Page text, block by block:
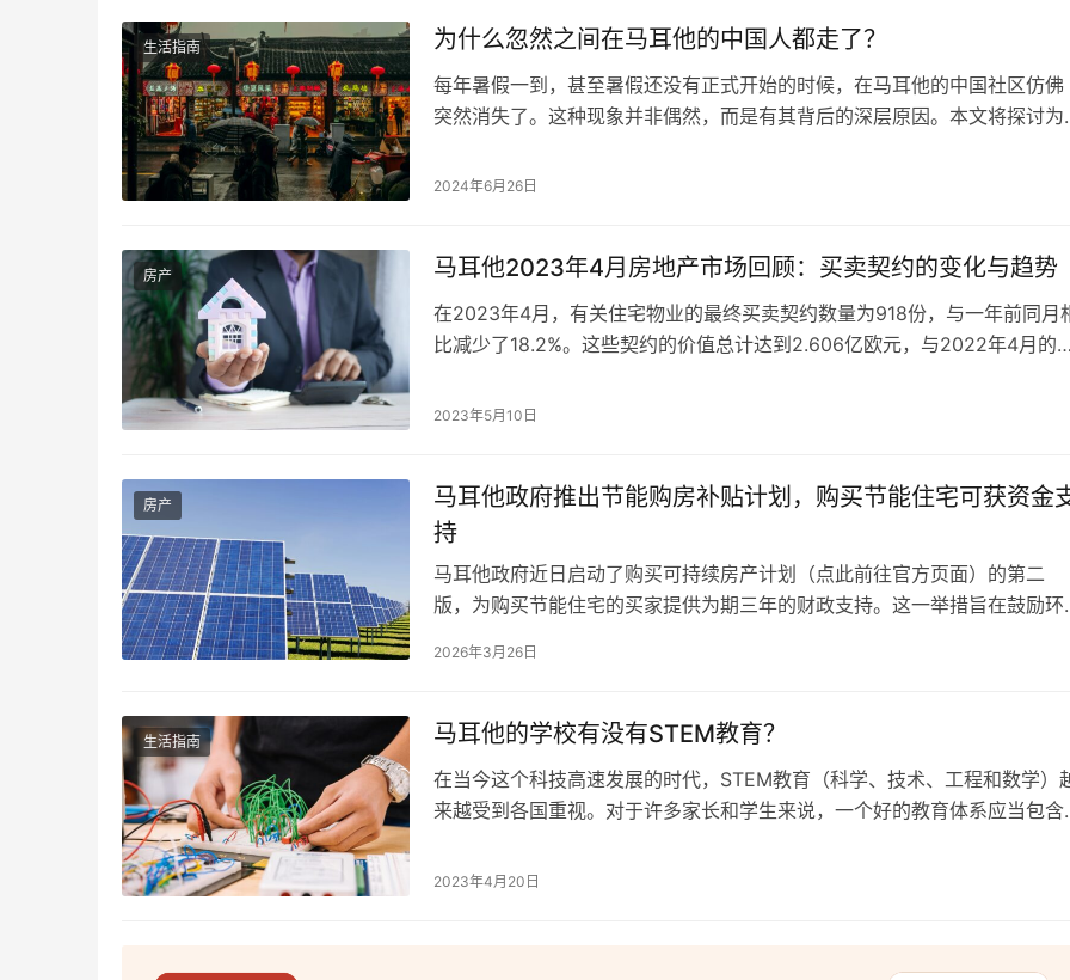
生活指南 为什么忽然之间在马耳他的中国人都走了？
每年暑假一到，甚至暑假还没有正式开始的时候，在马耳他的中国社区仿佛
突然消失了。这种现象并非偶然，而是有其背后的深层原因。本文将探讨为
关键因素。 一、想家和对家乡美食的渴望对于远离家乡的中国人来说，家的
2024年6月26日
房产 马耳他2023年4月房地产市场回顾：买卖契约的变化与趋势
在2023年4月，有关住宅物业的最终买卖契约数量为918份，与一年前同月
比减少了18.2%。这些契约的价值总计达到2.606亿欧元，与2022年4月的
买卖契约，占总数的92.4%，公司占据了几乎所有的剩余部分。涉及个人购
2023年5月10日
房产
马耳他政府推出节能购房补贴计划，购买节能住宅可获资金
持
马耳他政府近日启动了购买可持续房产计划（点此前往官方页面）的第二
版，为购买节能住宅的买家提供为期三年的财政支持。这一举措旨在鼓励环
励加速绿色建筑普及 环境部长…
2026年3月26日
生活指南 马耳他的学校有没有STEM教育？
在当今这个科技高速发展的时代，STEM教育（科学、技术、工程和数学）
来越受到各国重视。对于许多家长和学生来说，一个好的教育体系应当包含
呢？答案是肯定的。 马耳他的教育体系非常重视STEM教育。从小学到高中
2023年4月20日